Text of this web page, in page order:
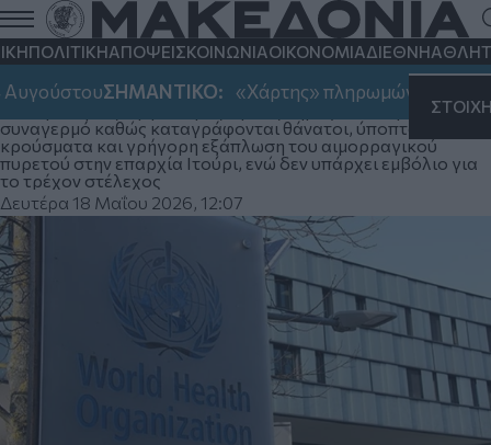
ΠΟΛΙΤΙΚΗΑΠΟΨΕΙΣΚΟΙΝΩΝΙΑΟΙΚΟΝΟΜΙΑΔΙΕΘΝΗ
ΣΗΜΑΝΤΙΚΟ: «Χάρτης» πληρωμών από e-
Επιδημία Έμπολα στη ΛΔ Κονγκό:
Παγκόσμιος υγειονομικός συναγερμός
για το στέλεχος Bundibugyo
συναγερμό καθώς καταγράφονται θάνατοι, ύποπτα
κρούσματα και γρήγορη εξάπλωση του αιμορραγικού
πυρετού στην επαρχία Ιτούρι, ενώ δεν υπάρχει εμβόλιο για
το τρέχον στέλεχος
Δευτέρα 18 Μαΐου 2026, 12:07